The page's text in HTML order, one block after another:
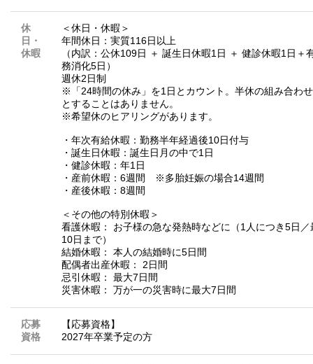
休
日・
休暇
＜休日・休暇＞
年間休日：実質116日以上
（内訳：公休109日 ＋ 誕生日休暇1日 ＋ 健診休暇1日＋
務消化5日）
週休2日制
※「24時間の休み」を1日とカウント。半休の組み合わ
とすることはありません。
※希望休のヒアリングがあります。
・年次有給休暇：勤務半年経過後10日付与
・誕生日休暇：誕生日月の中で1日
・健診休暇：年1日
・産前休暇：6週間 ※多胎妊娠の場合14週間
・産後休暇：8週間
＜その他の特別休暇＞
看護休暇： お子様の急な発熱時などに（1人につき5日／
10日まで）
結婚休暇： 本人の結婚時に5日間
配偶者出産休暇： 2日間
忌引休暇： 最大7日間
災害休暇： 万が一の災害時に最大7日間
応募
資格
【応募資格】
2027年卒業予定の方